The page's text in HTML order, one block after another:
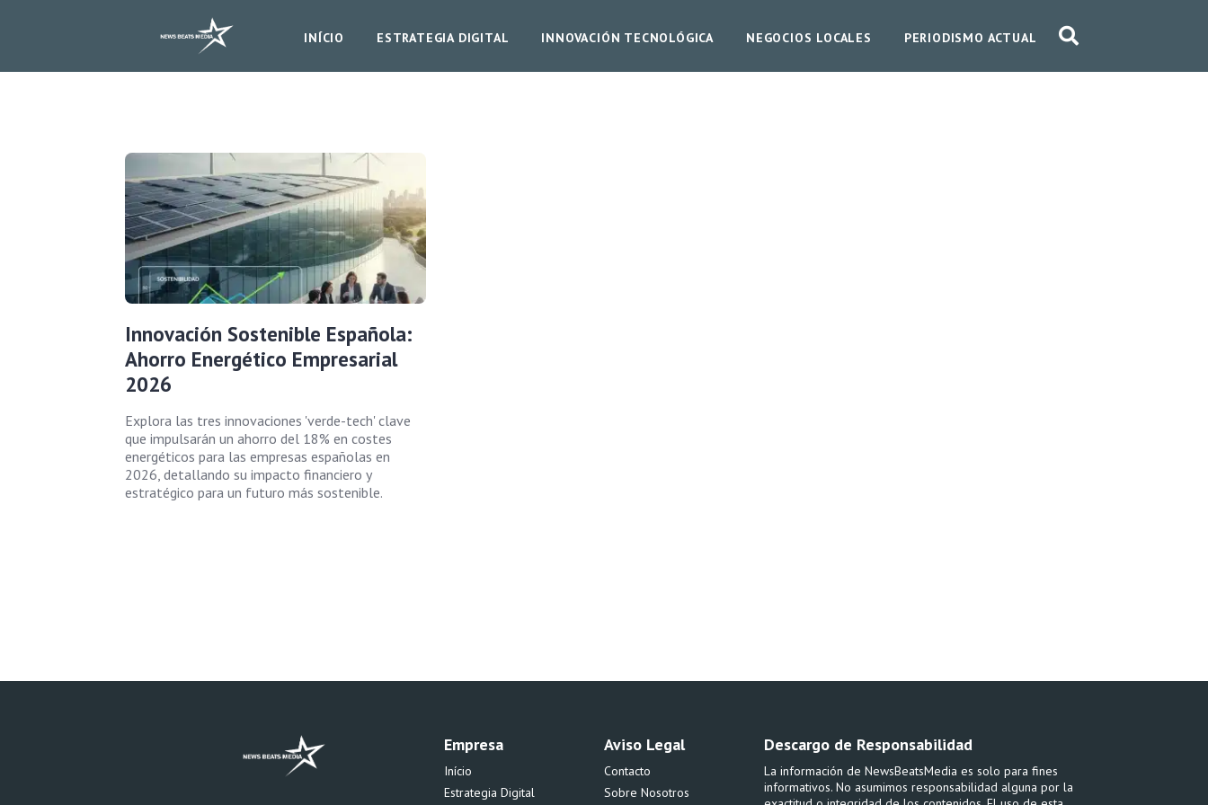
INÍCIO ESTRATEGIA DIGITAL INNOVACIÓN TECNOLÓGICA NEGOCIOS LOCALES PERIODISMO ACTUAL
Innovación Sostenible Española:
Ahorro Energético Empresarial
2026
Explora las tres innovaciones 'verde-tech' clave
que impulsarán un ahorro del 18% en costes
energéticos para las empresas españolas en
2026, detallando su impacto financiero y
estratégico para un futuro más sostenible.
Empresa
Início
Estrategia Digital
Aviso Legal
Contacto
Sobre Nosotros
Descargo de Responsabilidad
La información de NewsBeatsMedia es solo para fines
informativos. No asumimos responsabilidad alguna por la